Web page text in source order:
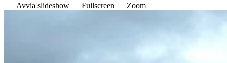
Avvia slideshow
Fullscreen Zoom